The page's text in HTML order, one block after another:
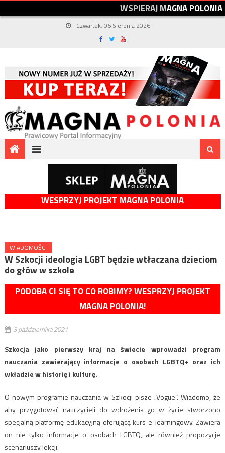
WSPIERAJMAGNAPOLONIA
Czwartek, 06 Sierpnia 2026
WESPRZYJ PROJEKT MAGNA POLONIA
WIADOMOŚCI
W Szkocji ideologia LGBT będzie wtłaczana dzieciom
do głów w szkole
PODOBA CI SIĘ TO CO ROBIMY? WESPRZYJ PROJEKT
MAGNA POLONIA!
3 października 2021
Szkocja jako pierwszy kraj na świecie wprowadzi program
nauczania zawierający informacje o osobach LGBTQ+ oraz ich
wkładzie w historię i kulturę.
O nowym programie nauczania w Szkocji pisze „Vogue”. Wiadomo, że
aby przygotować nauczycieli do wdrożenia go w życie stworzono
specjalną platformę edukacyjną oferującą kurs e-learningowy. Zawiera
on nie tylko informacje o osobach LGBTQ, ale również propozycje
scenariuszy lekcji.